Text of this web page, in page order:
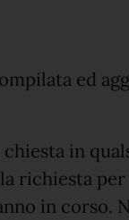
ed
in
richiesta
in corso.